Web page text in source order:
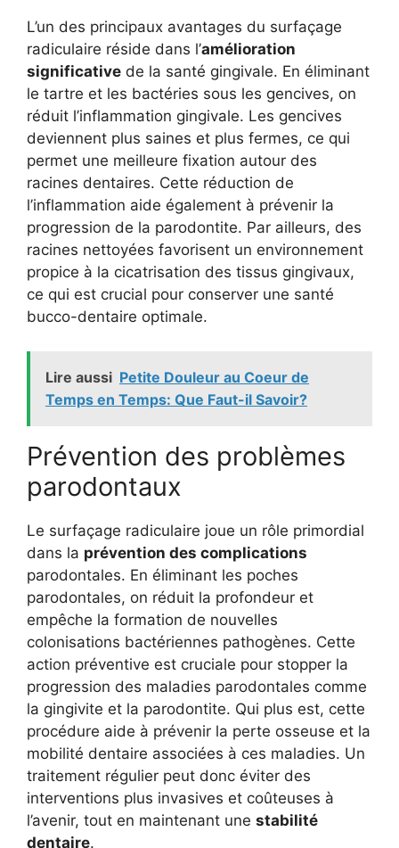
L’un des principaux avantages du surfaçage
radiculaire réside dans l’amélioration
significative de la santé gingivale. En éliminant
le tartre et les bactéries sous les gencives, on
réduit l’inflammation gingivale. Les gencives
deviennent plus saines et plus fermes, ce qui
permet une meilleure fixation autour des
racines dentaires. Cette réduction de
l’inflammation aide également à prévenir la
progression de la parodontite. Par ailleurs, des
racines nettoyées favorisent un environnement
propice à la cicatrisation des tissus gingivaux,
ce qui est crucial pour conserver une santé
bucco-dentaire optimale.
Lire aussi Petite Douleur au Coeur de
Temps en Temps: Que Faut-il Savoir?
Prévention des problèmes
parodontaux
Le surfaçage radiculaire joue un rôle primordial
dans la prévention des complications
parodontales. En éliminant les poches
parodontales, on réduit la profondeur et
empêche la formation de nouvelles
colonisations bactériennes pathogènes. Cette
action préventive est cruciale pour stopper la
progression des maladies parodontales comme
la gingivite et la parodontite. Qui plus est, cette
procédure aide à prévenir la perte osseuse et la
mobilité dentaire associées à ces maladies. Un
traitement régulier peut donc éviter des
interventions plus invasives et coûteuses à
l’avenir, tout en maintenant une stabilité
dentaire.